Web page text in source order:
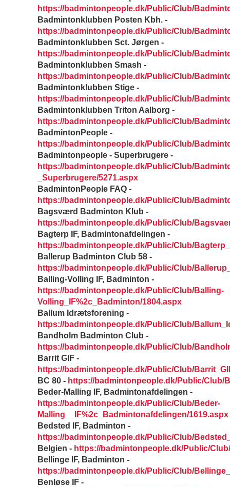
https://badmintonpeople.dk/Public/Club/
Badmintonklubben Posten Kbh. -
https://badmintonpeople.dk/Public/Club/
Badmintonklubben Sct. Jørgen -
https://badmintonpeople.dk/Public/Club/
Badmintonklubben Smash -
https://badmintonpeople.dk/Public/Club/
Badmintonklubben Stige -
https://badmintonpeople.dk/Public/Club/
Badmintonklubben Triton Aalborg -
https://badmintonpeople.dk/Public/Club/
BadmintonPeople -
https://badmintonpeople.dk/Public/Club/
Badmintonpeople - Superbrugere -
https://badmintonpeople.dk/Public/Club/
_Superbrugere/5271.aspx
BadmintonPeople FAQ -
https://badmintonpeople.dk/Public/Club/
Bagsværd Badminton Klub -
https://badmintonpeople.dk/Public/Club/
Bagterp IF, Badmintonafdelingen -
https://badmintonpeople.dk/Public/Club/
Ballerup Badminton Club 58 -
https://badmintonpeople.dk/Public/Club/
Balling-Volling IF, Badminton -
https://badmintonpeople.dk/Public/Club/Balling-
Volling_IF%2c_Badminton/1804.aspx
Ballum Idrætsforening -
https://badmintonpeople.dk/Public/Club/
Bandholm Badminton Club -
https://badmintonpeople.dk/Public/Club/
Barrit GIF -
https://badmintonpeople.dk/Public/Club/
BC 80 - https://badmintonpeople.dk/Public/Club/
Beder-Malling IF, Badmintonafdelingen -
https://badmintonpeople.dk/Public/Club/Beder-
Malling__IF%2c_Badmintonafdelingen/1619.aspx
Bedsted IF, Badminton -
https://badmintonpeople.dk/Public/Club/
Belgien - https://badmintonpeople.dk/Public/
Bellinge IF, Badminton -
https://badmintonpeople.dk/Public/Club/
Benløse IF -